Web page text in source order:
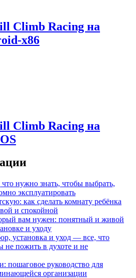
Climb Racing на
x86
Climb Racing на
нужно знать, чтобы выбрать,
эксплуатировать
как сделать комнату ребёнка
и спокойной
вам нужен: понятный и живой
и уходу
установка и уход — все, что
не пожить в духоте и не
пошаговое руководство для
организации